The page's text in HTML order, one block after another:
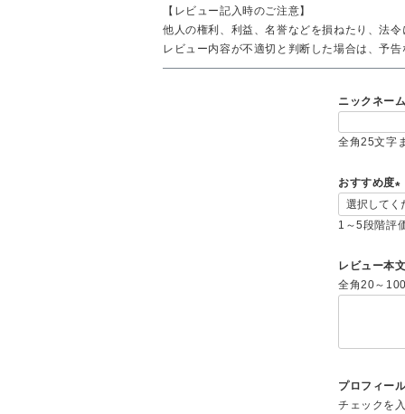
【レビュー記入時のご注意】
他人の権利、利益、名誉などを損ねたり、法
レビュー内容が不適切と判断した場合は、予
ニックネー
全角25文字
おすすめ度
(
)
1～5段階評
レビュー本
全角20～
プロフィー
チェックを